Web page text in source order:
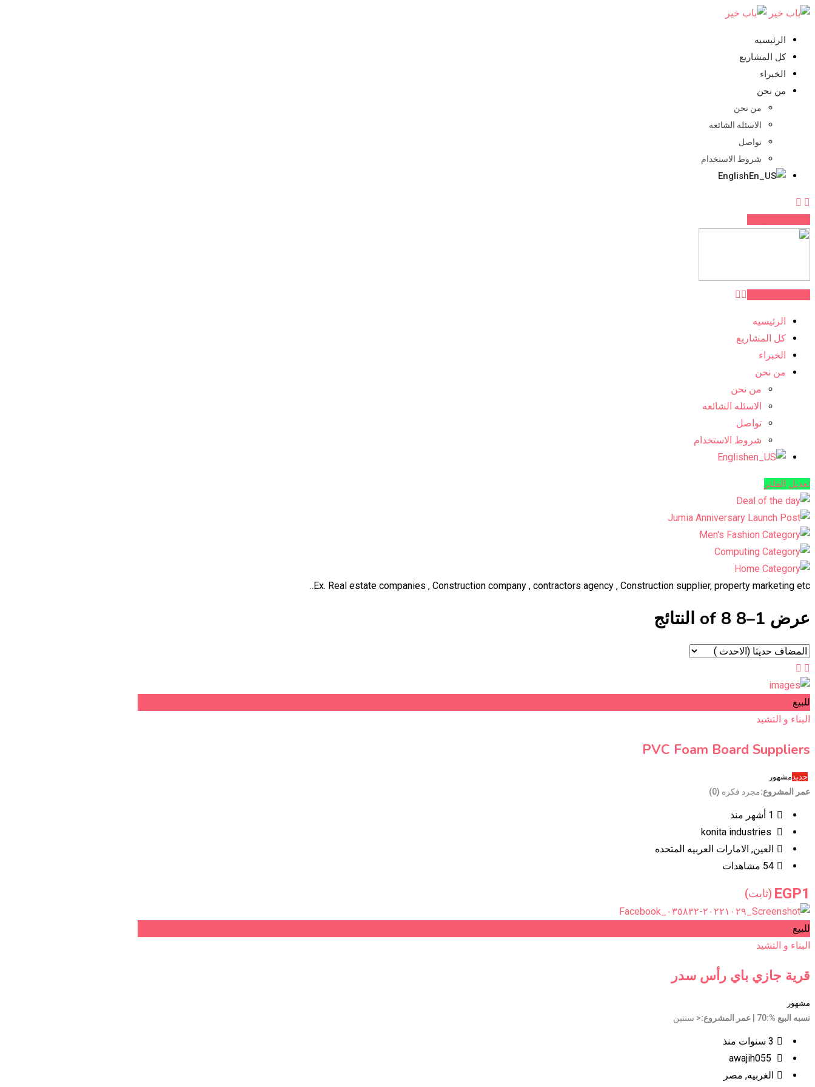
تخطي
الرئيسيه
كل المشاريع
الخبراء
من نحن
من نحن
الاسئله الشائعه
تواصل
شروط الاستخدام
English
الرئيسيه
كل المشاريع
الخبراء
من نحن
من نحن
الاسئله الشائعه
تواصل
شروط الاستخدام
English
تعديل الفلتر
Ex. Real estate companies , Construction company , contractors agency , Construction supplier, property marketing etc..
عرض 1–8 of 8 النتائج
للبيع
البناء و التشيد
PVC Foam Board Suppliers
جديدمشهور
عمر المشروع مجرد فكره (0)
1 أشهر منذ
العين, الامارات العربيه المتحده
54 مشاهدات
EGP1 (ثابت)
للبيع
البناء و التشيد
قرية جازي باي رأس سدر
مشهور
نسبه البيع % 70 عمر المشروع < سنتين
3 سنوات منذ
الغربيه, مصر